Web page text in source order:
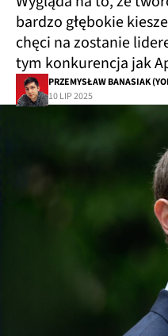
bardzo głębokie
chęci na zostanie
tym konkurencja jak
PRZEMYSŁAW BANASIAK
10 LIP 2025